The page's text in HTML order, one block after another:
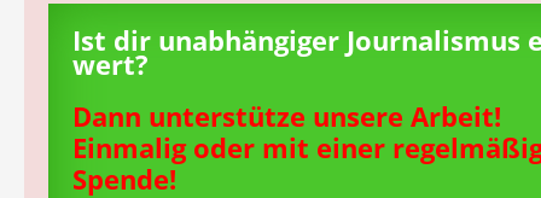
Ist dir unabhängiger Journalismus
wert?
Dann unterstütze unsere Arbeit!
Einmalig oder mit einer
Spende!